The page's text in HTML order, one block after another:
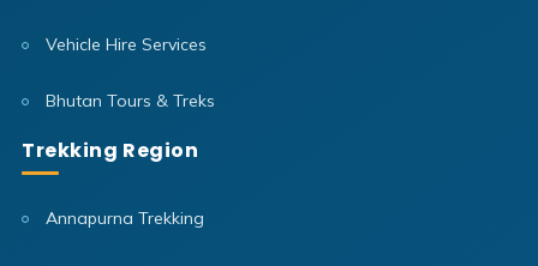
Vehicle Hire Services
Bhutan Tours & Treks
Trekking Region
Annapurna Trekking